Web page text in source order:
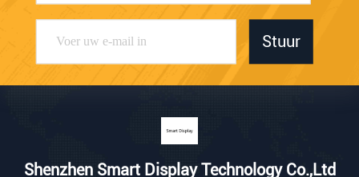
Stuur
Shenzhen Smart Display Technology Co.,Ltd